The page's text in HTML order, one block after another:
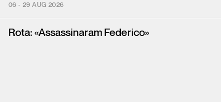
06 - 29 AUG 2026
Rota: «Assassinaram Federico»